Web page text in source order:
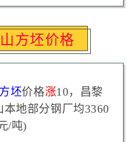
方坯价格
坯价格涨10，
昌黎
地部分钢厂均3360
/吨)